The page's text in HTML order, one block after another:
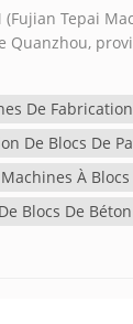
Quanzhou,
de
et de
la plus
de fabrication de
d'ingénieurs
de riches
pratique
De
De Blocs De
Machines À
Blocs De Béton